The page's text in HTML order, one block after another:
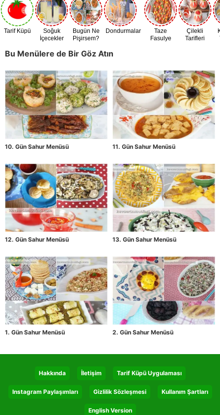
Tarif Küpü
Soğuk
İçecekler
Bugün Ne
Pişirsem?
Dondurmalar
Taze
Fasulye
Çilekli
Tarifleri
Bu Menülere de Bir Göz Atın
10. Gün Sahur Menüsü 11. Gün Sahur Menüsü
12. Gün Sahur Menüsü 13. Gün Sahur Menüsü
1. Gün Sahur Menüsü 2. Gün Sahur Menüsü
Hakkında İletişim Tarif Küpü Uygulaması
Instagram Paylaşımları Gizlilik Sözleşmesi Kullanım Şartları
English Version